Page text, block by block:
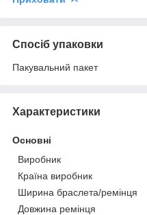
Спосіб упаковки
Пакувальний пакет
Характеристики
Основні
Виробник
Країна виробник
Ширина браслета/ремінця
Довжина ремінця